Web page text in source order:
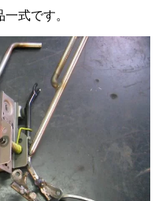
式です。